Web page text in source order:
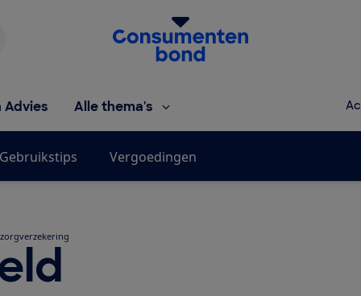
Homepage van de Consumentenbond
Advies Alle thema's
Gebruikstips Vergoedingen